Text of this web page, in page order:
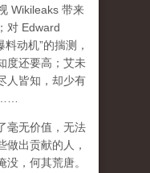
Wikileaks 带来
对 Edward
动机”的揣测，
度还要高；艾未
人皆知，却少有
毫无价值，无法
做出贡献的人，
，何其荒唐。